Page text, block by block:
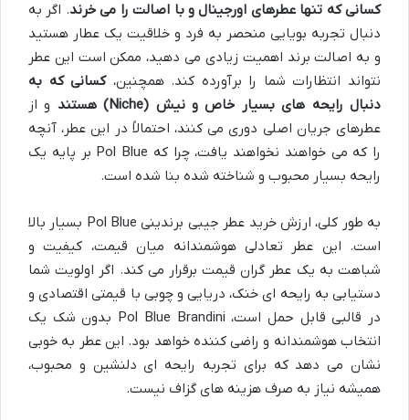
کسانی که تنها عطرهای اورجینال و با اصالت را می خرند. اگر به
دنبال تجربه بویایی منحصر به فرد و خلاقیت یک عطار هستید
و به اصالت برند اهمیت زیادی می دهید، ممکن است این عطر
نتواند انتظارات شما را برآورده کند. همچنین،کسانی که به
دنبال رایحه های بسیار خاص و نیش (Niche) هستند
و از
عطرهای جریان اصلی دوری می کنند، احتمالاً در این عطر، آنچه
را که می خواهند نخواهند یافت، چرا که Pol Blue بر پایه یک
رایحه بسیار محبوب و شناخته شده بنا شده است.
به طور کلی، ارزش خرید عطر جیبی برندینی Pol Blue بسیار بالا
است. این عطر تعادلی هوشمندانه میان قیمت، کیفیت و
شباهت به یک عطر گران قیمت برقرار می کند. اگر اولویت شما
دستیابی به رایحه ای خنک، دریایی و چوبی با قیمتی اقتصادی و
در قالبی قابل حمل است، Pol Blue Brandini بدون شک یک
انتخاب هوشمندانه و راضی کننده خواهد بود. این عطر به خوبی
نشان می دهد که برای تجربه رایحه ای دلنشین و محبوب،
همیشه نیاز به صرف هزینه های گزاف نیست.